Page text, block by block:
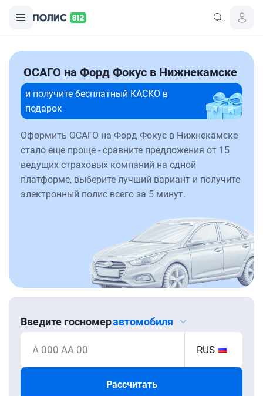
ОСАГО на Форд Фокус в Нижнекамске
и получите бесплатный КАСКО в
подарок
Оформить ОСАГО на Форд Фокус в Нижнекамске
стало еще проще - сравните предложения от 15
ведущих страховых компаний на одной
платформе, выберите лучший вариант и получите
электронный полис всего за 5 минут.
Введите госномеравтомобиля
А 000 АА 00 RUS
Рассчитать